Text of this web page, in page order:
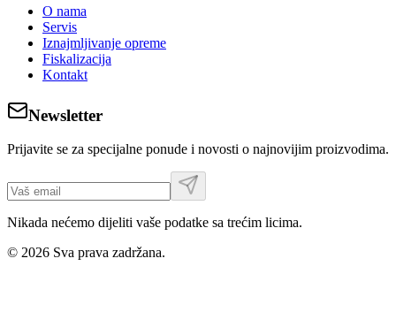
O nama
Servis
Iznajmljivanje opreme
Fiskalizacija
Kontakt
Newsletter
Prijavite se za specijalne ponude i novosti o najnovijim proizvodima.
Nikada nećemo dijeliti vaše podatke sa trećim licima.
© 2026 Sva prava zadržana.